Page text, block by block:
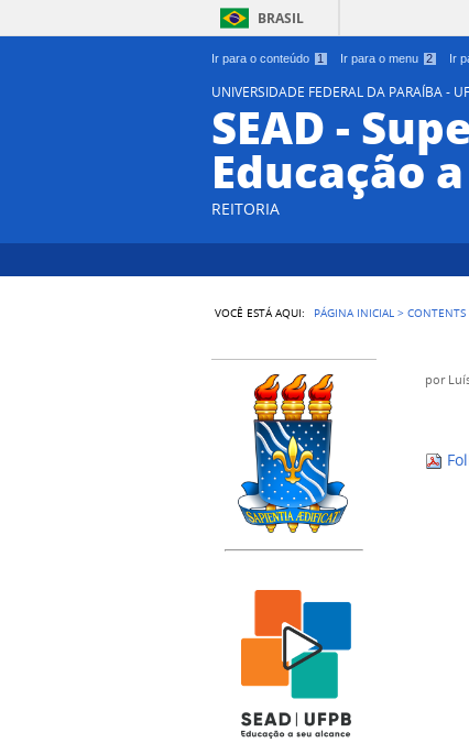
Ir para o conteúdo 1 Ir para o menu 2 Ir
BRASIL
UNIVERSIDADE FEDERAL DA PARAÍBA -
SEAD -
Educação
REITORIA
VOCÊ ESTÁ AQUI: PÁGINA INICIAL >CONTENTS
por